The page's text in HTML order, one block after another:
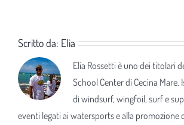
Scritto da: Elia
Elia Rossetti è uno dei titolari
School Center di Cecina
di windsurf, wingfoil, surf e
eventi legati ai watersports e alla promozione